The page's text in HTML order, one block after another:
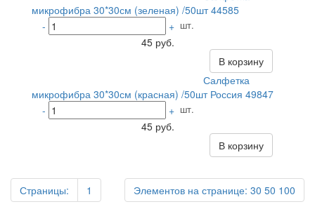
микрофибра 30*30см (зеленая) /50шт 44585
-
+ шт.
45 руб.
В корзину
Салфетка
микрофибра 30*30см (красная) /50шт Россия 49847
-
+ шт.
45 руб.
В корзину
Элементов на странице: 30 50 100
Страницы: 1